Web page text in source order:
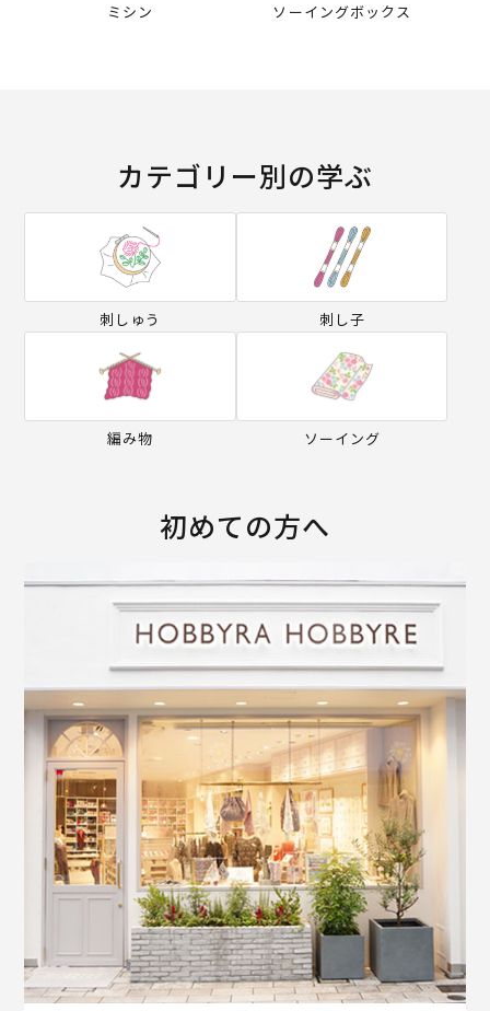
ミシン ソーイングボックス
カテゴリー別の学ぶ
刺しゅう 刺し子
編み物 ソーイング
初めての方へ